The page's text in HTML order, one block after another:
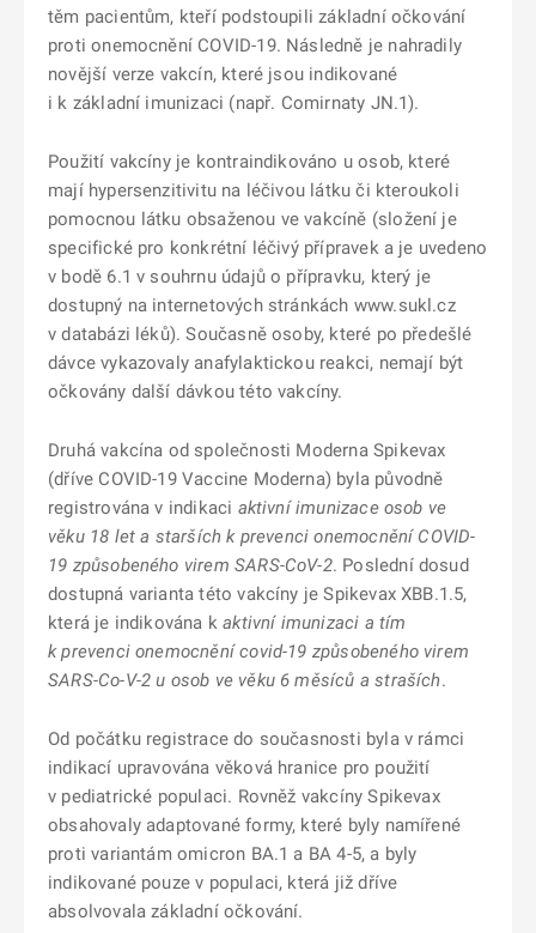
těm pacientům, kteří podstoupili základní očkování
proti onemocnění COVID-19. Následně je nahradily
novější verze vakcín, které jsou indikované
i k základní imunizaci (např. Comirnaty JN.1).
Použití vakcíny je kontraindikováno u osob, které
mají hypersenzitivitu na léčivou látku či kteroukoli
pomocnou látku obsaženou ve vakcíně (složení je
specifické pro konkrétní léčivý přípravek a je uvedeno
v bodě 6.1 v souhrnu údajů o přípravku, který je
dostupný na internetových stránkách www.sukl.cz
v databázi léků). Současně osoby, které po předešlé
dávce vykazovaly anafylaktickou reakci, nemají být
očkovány další dávkou této vakcíny.
Druhá vakcína od společnosti Moderna Spikevax
(dříve COVID-19 Vaccine Moderna) byla původně
registrována v indikaci aktivní imunizace osob ve
věku 18 let a starších k prevenci onemocnění COVID-
19 způsobeného virem SARS-CoV-2. Poslední dosud
dostupná varianta této vakcíny je Spikevax XBB.1.5,
která je indikována kaktivní imunizaci a tím
k prevenci onemocnění covid-19 způsobeného virem
SARS-Co-V-2 u osob ve věku 6 měsíců a straších.
Od počátku registrace do současnosti byla v rámci
indikací upravována věková hranice pro použití
v pediatrické populaci. Rovněž vakcíny Spikevax
obsahovaly adaptované formy, které byly namířené
proti variantám omicron BA.1 a BA 4-5, a byly
indikované pouze v populaci, která již dříve
absolvovala základní očkování.